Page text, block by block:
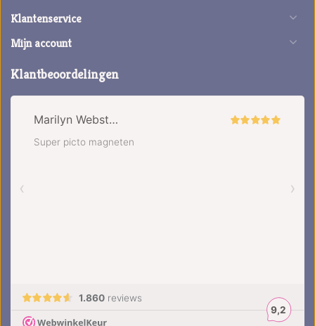
Klantenservice
Mijn account
Klantbeoordelingen